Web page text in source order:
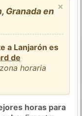
×
Granada en
a Lanjarón es
de
horaria
horas para